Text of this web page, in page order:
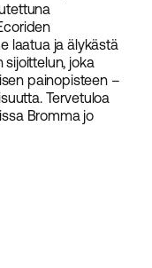
laatua ja älykästä
joka
painopisteen –
Tervetuloa
Bromma jo